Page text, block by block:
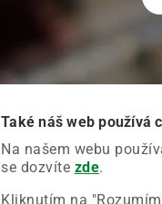
Také náš web používá
Na našem webu
se dozvíte zde.
Kliknutím na